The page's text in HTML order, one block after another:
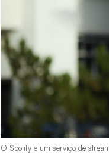
O Spotify é um serviço de